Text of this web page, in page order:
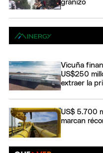
granizo
Vicuña
US$250
extraer la
US$ 5.700
marcan